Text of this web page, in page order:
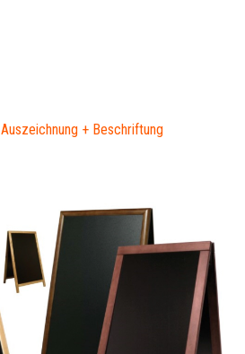
Auszeichnung + Beschriftung